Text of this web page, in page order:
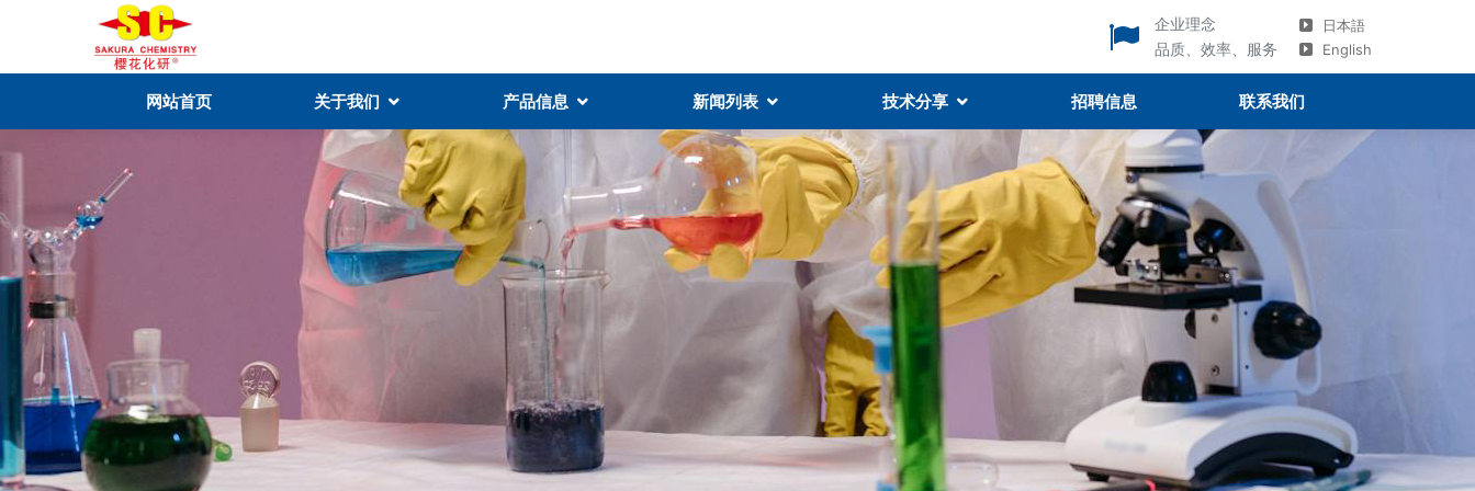
日本語
English
企业理念
品质、效率、服务
网站首页 关于我们 产品信息 新闻列表 技术分享 招聘信息 联系我们